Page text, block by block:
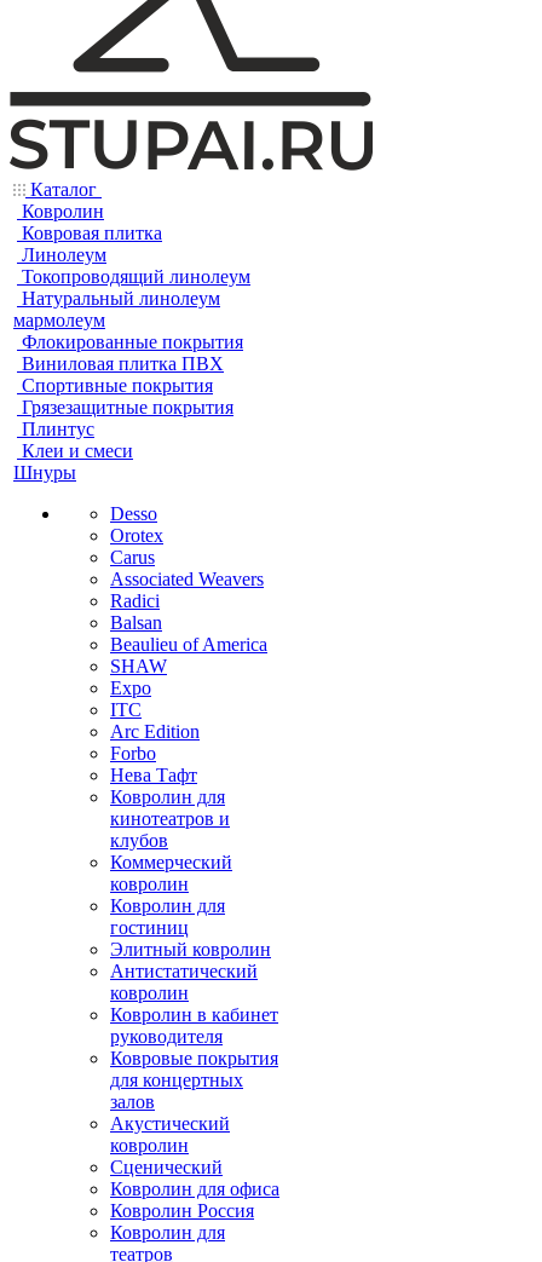
Каталог
Ковролин
Ковровая плитка
Линолеум
Токопроводящий линолеум
Натуральный линолеум
мармолеум
Флокированные покрытия
Виниловая плитка ПВХ
Спортивные покрытия
Грязезащитные покрытия
Плинтус
Клеи и смеси
Шнуры
Desso
Orotex
Carus
Associated Weavers
Radici
Balsan
Beaulieu of America
SHAW
Expo
ITC
Arc Edition
Forbo
Нева Тафт
Ковролин для
кинотеатров и
клубов
Коммерческий
ковролин
Ковролин для
гостиниц
Элитный ковролин
Антистатический
ковролин
Ковролин в кабинет
руководителя
Ковровые покрытия
для концертных
залов
Акустический
ковролин
Сценический
Ковролин для офиса
Ковролин Россия
Ковролин для
театров